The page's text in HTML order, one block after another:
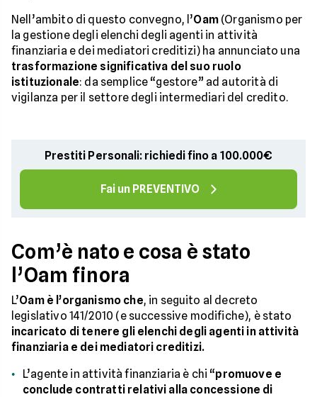
Nell’ambito di questo convegno, l’Oam(Organismo per
la gestione degli elenchi degli agenti in attività
finanziaria e dei mediatori creditizi) ha annunciato una
trasformazione significativa del suo ruolo
istituzionale: da semplice “gestore” ad autorità di
vigilanza per il settore degli intermediari del credito.
Prestiti Personali: richiedi fino a 100.000€
Fai un PREVENTIVO
Com’è nato e cosa è stato
l’Oam finora
L’Oam è l’organismo che, in seguito al decreto
legislativo 141/2010 (e successive modifiche), è stato
incaricato di tenere gli elenchi degli agenti in attività
finanziaria e dei mediatori creditizi.
L’agente in attività finanziaria è chi “promuove e
conclude contratti relativi alla concessione di